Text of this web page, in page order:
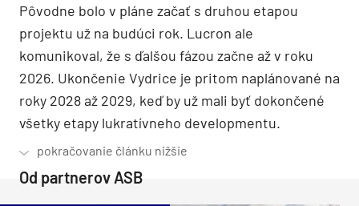
Pôvodne bolo v pláne začať s druhou etapou
projektu už na budúci rok. Lucron ale
komunikoval, že s ďalšou fázou začne až v roku
2026. Ukončenie Vydrice je pritom naplánované na
roky 2028 až 2029, keď by už mali byť dokončené
všetky etapy lukratívneho developmentu.
Od partnerov ASB